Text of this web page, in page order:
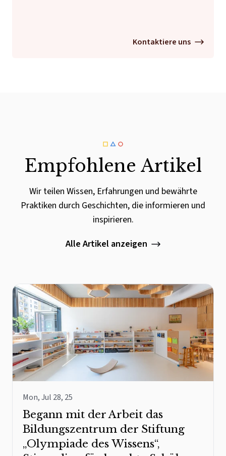
Kontaktiere uns
Empfohlene Artikel
Wir teilen Wissen, Erfahrungen und bewährte
Praktiken durch Geschichten, die informieren und
inspirieren.
Alle Artikel anzeigen
Mon, Jul 28, 25
Begann mit der Arbeit das
Bildungszentrum der Stiftung
„Olympiade des Wissens“,